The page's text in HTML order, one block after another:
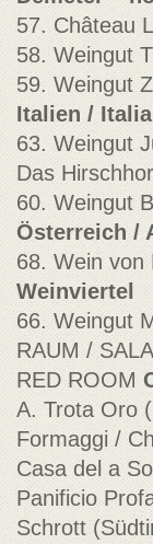
57. Château
58. Weingut
59. Weingut
Italien /
63. Weingut
Das
60. Weingut
Österreich /
68. Wein von
Weinviertel
66. Weingut
RAUM /
RED ROOM
A. Trota Oro
Formaggi /
Casa del a
Panificio
Schrott